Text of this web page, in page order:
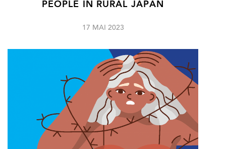
PEOPLE IN RURAL JAPAN
17 MAI 2023